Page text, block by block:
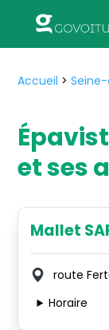
Accueil >
Épaviste gratuit à Rouilly
et ses
Mallet
route
Horaire